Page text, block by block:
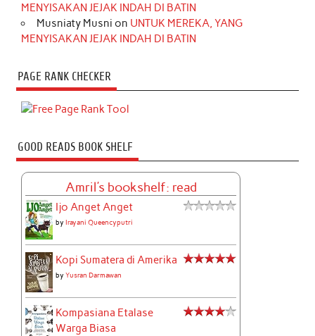
MENYISAKAN JEJAK INDAH DI BATIN
Musniaty Musni on UNTUK MEREKA, YANG
MENYISAKAN JEJAK INDAH DI BATIN
PAGE RANK CHECKER
GOOD READS BOOK SHELF
Amril's bookshelf: read
Ijo Anget Anget
byIrayani Queencyputri
Kopi Sumatera di Amerika
byYusran Darmawan
Kompasiana Etalase
Warga Biasa